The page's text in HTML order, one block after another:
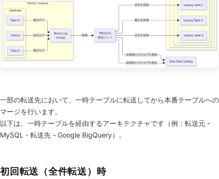
一部の転送先において、一時テーブルに転送してから本番テーブルへの
マージを行います。
以下は、一時テーブルを経由するアーキテクチャです（例：転送元 -
MySQL・転送先 - Google BigQuery）。
初回転送（全件転送）時